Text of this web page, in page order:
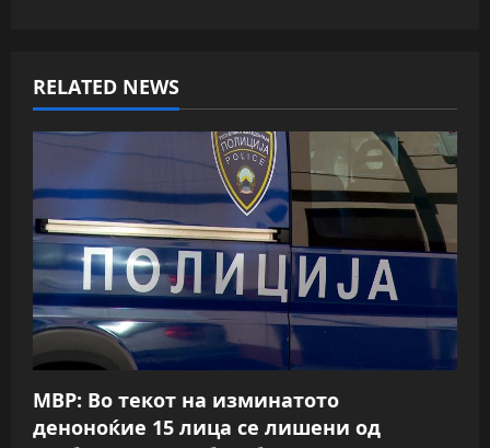
a
v
g
a
t
i
o
n
RELATED NEWS
МВР: Во текот на изминатото
деноноќие 15 лица се лишени од